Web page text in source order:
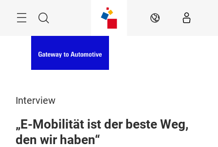
Suche DE
Interview
„E-Mobilität ist der beste Weg,
den wir haben“